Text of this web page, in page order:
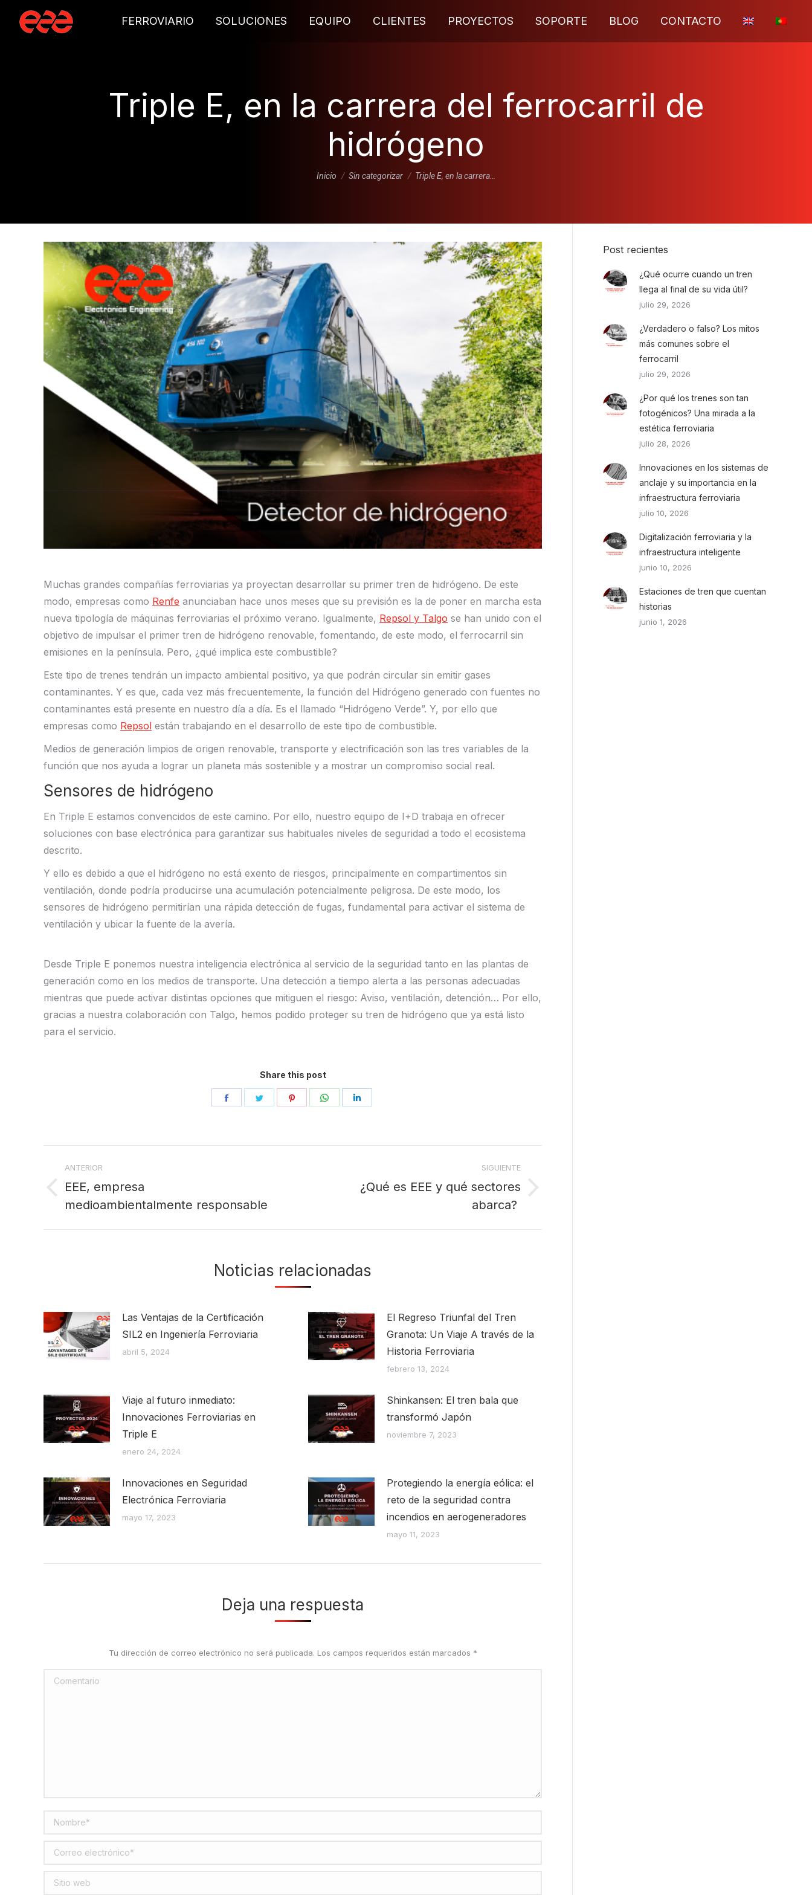
FERROVIARIO SOLUCIONES EQUIPO CLIENTES PROYECTOS SOPORTE BLOG CONTACTO
Triple E, en la carrera del ferrocarril de
hidrógeno
Estás aquí:
Inicio Sin categorizar Triple E, en la carrera…
Muchas grandes compañías ferroviarias ya proyectan desarrollar su primer tren de hidrógeno. De este
modo, empresas como Renfe anunciaban hace unos meses que su previsión es la de poner en marcha esta
nueva tipología de máquinas ferroviarias el próximo verano. Igualmente, Repsol y Talgo se han unido con el
objetivo de impulsar el primer tren de hidrógeno renovable, fomentando, de este modo, el ferrocarril sin
emisiones en la península. Pero, ¿qué implica este combustible?
Este tipo de trenes tendrán un impacto ambiental positivo, ya que podrán circular sin emitir gases
contaminantes. Y es que, cada vez más frecuentemente, la función del Hidrógeno generado con fuentes no
contaminantes está presente en nuestro día a día. Es el llamado “Hidrógeno Verde”. Y, por ello que
empresas como Repsol están trabajando en el desarrollo de este tipo de combustible.
Medios de generación limpios de origen renovable, transporte y electrificación son las tres variables de la
función que nos ayuda a lograr un planeta más sostenible y a mostrar un compromiso social real.
Sensores de hidrógeno
En Triple E estamos convencidos de este camino. Por ello, nuestro equipo de I+D trabaja en ofrecer
soluciones con base electrónica para garantizar sus habituales niveles de seguridad a todo el ecosistema
descrito.
Y ello es debido a que el hidrógeno no está exento de riesgos, principalmente en compartimentos sin
ventilación, donde podría producirse una acumulación potencialmente peligrosa. De este modo, los
sensores de hidrógeno permitirían una rápida detección de fugas, fundamental para activar el sistema de
ventilación y ubicar la fuente de la avería.
Desde Triple E ponemos nuestra inteligencia electrónica al servicio de la seguridad tanto en las plantas de
generación como en los medios de transporte. Una detección a tiempo alerta a las personas adecuadas
mientras que puede activar distintas opciones que mitiguen el riesgo: Aviso, ventilación, detención… Por ello,
gracias a nuestra colaboración con Talgo, hemos podido proteger su tren de hidrógeno que ya está listo
para el servicio.
Share this post
Share
Share
Share
Share
Navegación
entre
publicaciones
ANTERIOR
Publicación
anterior:
EEE, empresa
medioambientalmente responsable
SIGUIENTE
Publicación
¿Qué es EEE y qué sectores
abarca?
Noticias relacionadas
Las Ventajas de la Certificación
SIL2 en Ingeniería Ferroviaria
abril 5, 2024
El Regreso Triunfal del Tren
Granota: Un Viaje A través de la
Historia Ferroviaria
febrero 13, 2024
Viaje al futuro inmediato:
Innovaciones Ferroviarias en
Triple E
enero 24, 2024
Shinkansen: El tren bala que
transformó Japón
noviembre 7, 2023
Innovaciones en Seguridad
Electrónica Ferroviaria
mayo 17, 2023
Protegiendo la energía eólica: el
reto de la seguridad contra
incendios en aerogeneradores
mayo 11, 2023
Deja una respuesta
Tu dirección de correo electrónico no será publicada. Los campos requeridos están marcados *
Comentario
Nombre *
Correo electrónico *
Sitio web
Post recientes
¿Qué ocurre cuando un tren
llega al final de su vida útil?
julio 29, 2026
¿Verdadero o falso? Los mitos
más comunes sobre el
ferrocarril
julio 29, 2026
¿Por qué los trenes son tan
fotogénicos? Una mirada a la
estética ferroviaria
julio 28, 2026
Innovaciones en los sistemas de
anclaje y su importancia en la
infraestructura ferroviaria
julio 10, 2026
Digitalización ferroviaria y la
infraestructura inteligente
junio 10, 2026
Estaciones de tren que cuentan
historias
junio 1, 2026